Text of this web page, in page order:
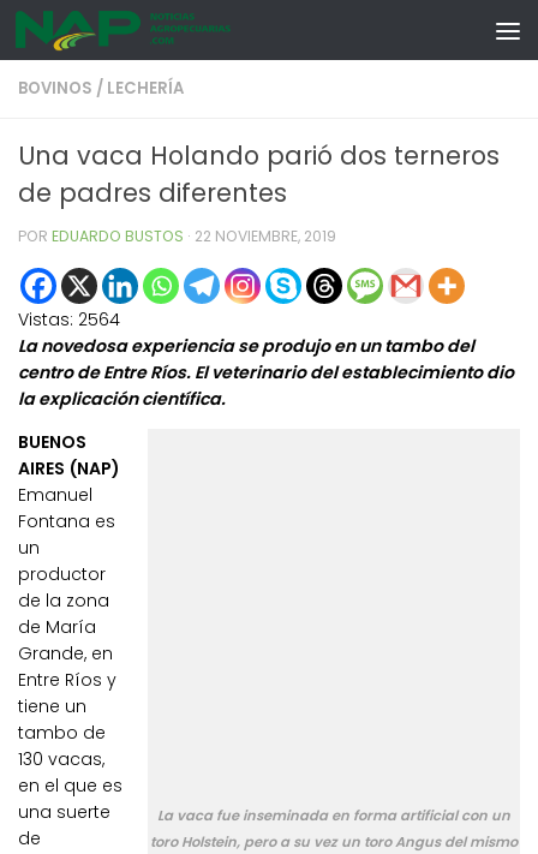
Skip to content
BOVINOS / LECHERÍA
Una vaca Holando parió dos terneros
de padres diferentes
POR EDUARDO BUSTOS · 22 NOVIEMBRE, 2019
Vistas: 2564
La novedosa experiencia se produjo en un tambo del
centro de Entre Ríos. El veterinario del establecimiento dio
la explicación científica.
La vaca fue inseminada en forma artificial con un
toro Holstein, pero a su vez un toro Angus del mismo
BUENOS
AIRES (NAP)
Emanuel
Fontana es
un
productor
de la zona
de María
Grande, en
Entre Ríos y
tiene un
tambo de
130 vacas,
en el que es
una suerte
de